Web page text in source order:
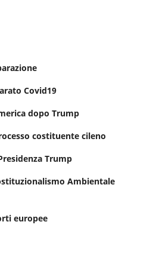
Covid19
dopo Trump
costituente cileno
Trump
Ambientale
europee